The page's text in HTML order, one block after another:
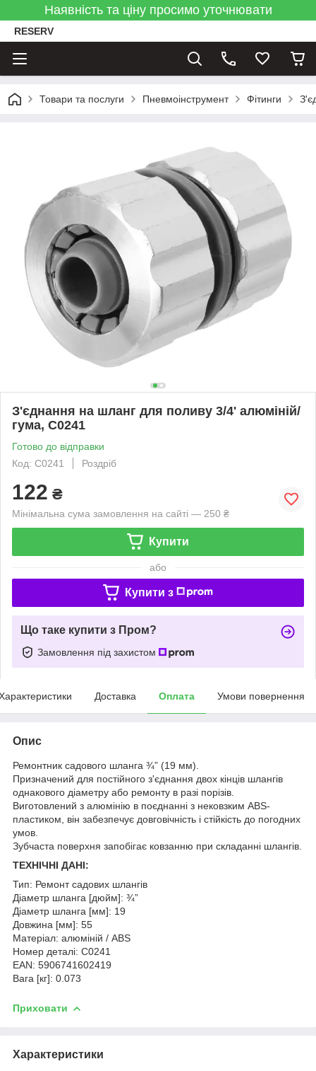
Наявність та ціну просимо уточнювати
RESERV
Товари та послуги Пневмоінструмент Фітинги
З'єднання на шланг для поливу 3/4' алюміній/
гума, C0241
Готово до відправки
Код: C0241
Роздріб
122 ₴
Мінімальна сума замовлення на сайті — 250 ₴
Купити
або
Купити з
Що таке купити з Пром?
Замовлення під захистом
Доставка Оплата Умови повернення
Опис
Ремонтник садового шланга ¾” (19 мм).
Призначений для постійного з'єднання двох кінців шлангів
однакового діаметру або ремонту в разі порізів.
Виготовлений з алюмінію в поєднанні з нековзким ABS-
пластиком, він забезпечує довговічність і стійкість до погодних
умов.
Зубчаста поверхня запобігає ковзанню при складанні шлангів.
ТЕХНІЧНІ ДАНІ:
Тип: Ремонт садових шлангів
Діаметр шланга [дюйм]: ¾”
Діаметр шланга [мм]: 19
Довжина [мм]: 55
Матеріал: алюміній / ABS
Номер деталі: C0241
EAN: 5906741602419
Вага [кг]: 0.073
Приховати
Характеристики